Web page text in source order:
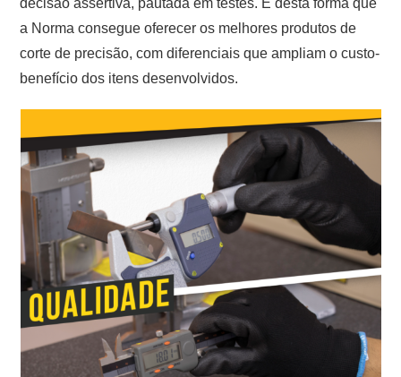
decisão assertiva, pautada em testes. É desta forma que
a Norma consegue oferecer os melhores produtos de
corte de precisão, com diferenciais que ampliam o custo-
benefício dos itens desenvolvidos.